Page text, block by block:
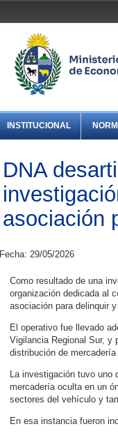
INSTITUCIONAL
DNA
asociación
Fecha: 29/05/2026
Como resultado de una
organización dedicada al
asociación para delinquir
El operativo fue llevado
Vigilancia Regional Sur, y
distribución de
La investigación tuvo uno
mercadería oculta en un
sectores del vehículo y
En esa instancia fueron